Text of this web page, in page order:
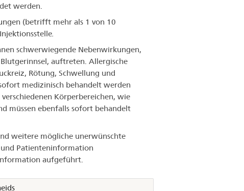
werden.
(betrifft mehr als 1 von 10
.
schwerwiegende Nebenwirkungen,
auftreten. Allergische
Rötung, Schwellung und
medizinisch behandelt werden
Körperbereichen, wie
müssen ebenfalls sofort behandelt
weitere mögliche unerwünschte
Patienteninformation
aufgeführt.